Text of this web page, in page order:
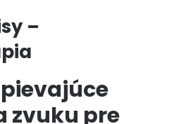
–
zvuku pre